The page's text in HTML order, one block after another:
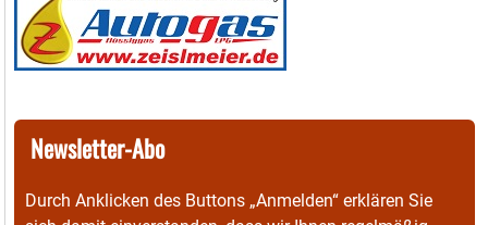
Newsletter-Abo
Durch Anklicken des Buttons „Anmelden“ erklären Sie